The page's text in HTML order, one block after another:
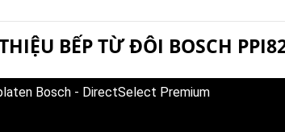
BẾP TỪ ĐÔI BOSCH
Bosch - DirectSelect Premium